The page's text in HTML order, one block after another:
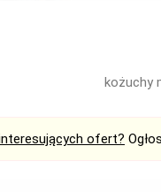
kożuchy
ofert?